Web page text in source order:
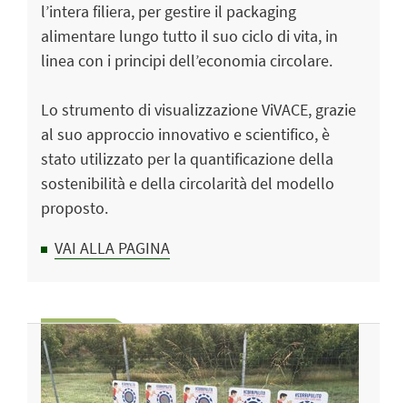
l’intera filiera, per gestire il packaging
alimentare lungo tutto il suo ciclo di vita, in
linea con i principi dell’economia circolare.
Lo strumento di visualizzazione ViVACE, grazie
al suo approccio innovativo e scientifico, è
stato utilizzato per la quantificazione della
sostenibilità e della circolarità del modello
proposto.
VAI ALLA PAGINA